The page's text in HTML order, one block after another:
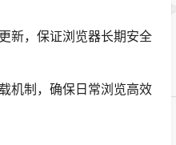
新，保证浏览器长期安全
机制，确保日常浏览高效